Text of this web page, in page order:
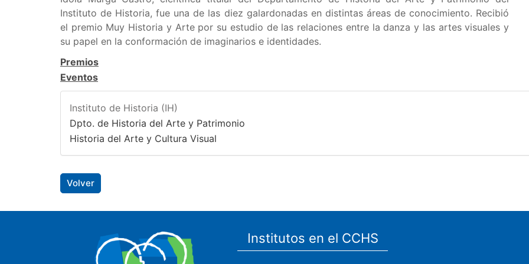
Instituto de Historia, fue una de las diez galardonadas en distintas áreas de conocimiento. Recibió
el premio Muy Historia y Arte por su estudio de las relaciones entre la danza y las artes visuales y
su papel en la conformación de imaginarios e identidades.
Premios
Eventos
Instituto de Historia (IH)
Dpto. de Historia del Arte y Patrimonio
Historia del Arte y Cultura Visual
Volver
Institutos en el CCHS